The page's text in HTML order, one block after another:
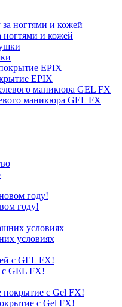
ногтями и кожей
EPIX
маникюра GEL FX
году!
условиях
с GEL FX!
с Gel FX!